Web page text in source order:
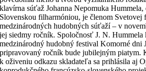
klavírna súťaž Johanna Nepomuka Hummela,
Slovenskou filharmóniou, je členom Svetovej
medzinárodných hudobných súťaží – v
jej siedmy ročník. Spoločnosť J. N. Hummela
medzinárodný hudobný festival Komorné dni
pripravovaný ročník bude jubilejným piatym.
k oživeniu odkazu skladateľa sa prihlásila aj